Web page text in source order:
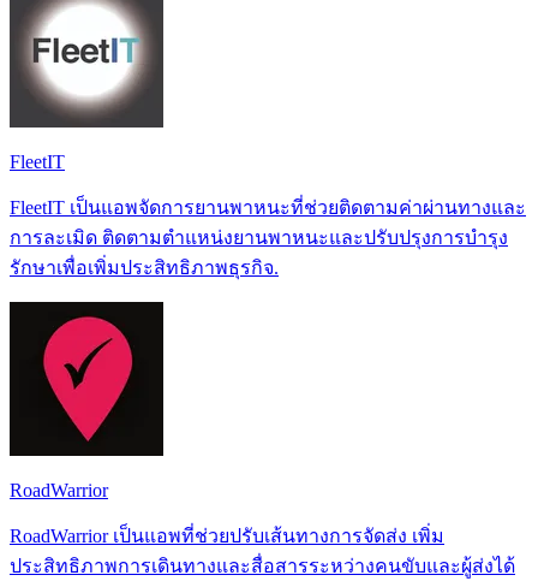
FleetIT
FleetIT เป็นแอพจัดการยานพาหนะที่ช่วยติดตามค่าผ่านทางและ
การละเมิด ติดตามตำแหน่งยานพาหนะและปรับปรุงการบำรุง
รักษาเพื่อเพิ่มประสิทธิภาพธุรกิจ.
RoadWarrior
RoadWarrior เป็นแอพที่ช่วยปรับเส้นทางการจัดส่ง เพิ่ม
ประสิทธิภาพการเดินทางและสื่อสารระหว่างคนขับและผู้ส่งได้